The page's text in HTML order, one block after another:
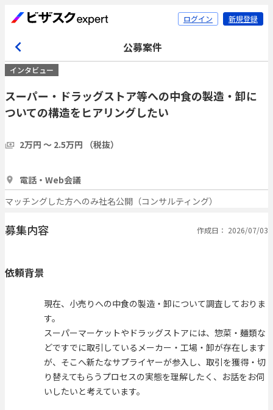
ログイン 新規登録
公募案件
インタビュー
スーパー・ドラッグストア等への中食の製造・卸に
ついての構造をヒアリングしたい
2万円 〜 2.5万円 （税抜）
電話・Web会議
マッチングした方へのみ社名公開（コンサルティング）
募集内容 作成日： 2026/07/03
依頼背景
現在、小売りへの中食の製造・卸について調査しておりま
す。
スーパーマーケットやドラッグストアには、惣菜・麺類な
どですでに取引しているメーカー・工場・卸が存在します
が、そこへ新たなサプライヤーが参入し、取引を獲得・切
り替えてもらうプロセスの実態を理解したく、お話をお伺
いしたいと考えています。